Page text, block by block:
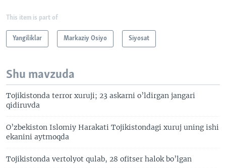
This item is part of
Yangiliklar Markaziy Osiyo Siyosat
Shu mavzuda
Tojikistonda terror xuruji; 23 askarni o’ldirgan jangari
qidiruvda
O’zbekiston Islomiy Harakati Tojikistondagi xuruj uning ishi
ekanini aytmoqda
Tojikistonda vertolyot qulab, 28 ofitser halok bo’lgan